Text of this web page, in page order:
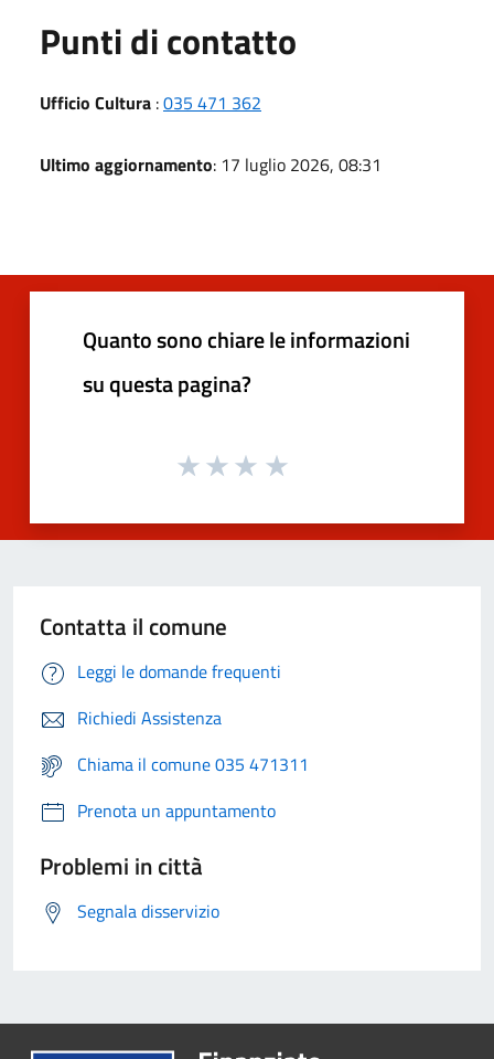
Punti di contatto
Ufficio Cultura :035 471 362
Ultimo aggiornamento: 17 luglio 2026, 08:31
Quanto sono chiare le informazioni
su questa pagina?
Contatta il comune
Leggi le domande frequenti
Richiedi Assistenza
Chiama il comune 035 471311
Prenota un appuntamento
Problemi in città
Segnala disservizio